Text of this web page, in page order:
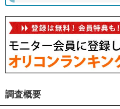
調査概要